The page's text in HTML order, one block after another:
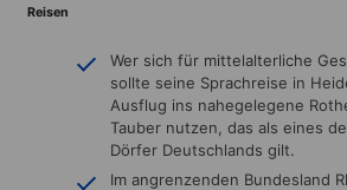
Reisen
Wer sich für mittelalterliche
sollte seine Sprachreise in
Ausflug ins nahegelegene
Tauber nutzen, das als eines
Dörfer Deutschlands gilt.
Im angrenzenden Bundesland